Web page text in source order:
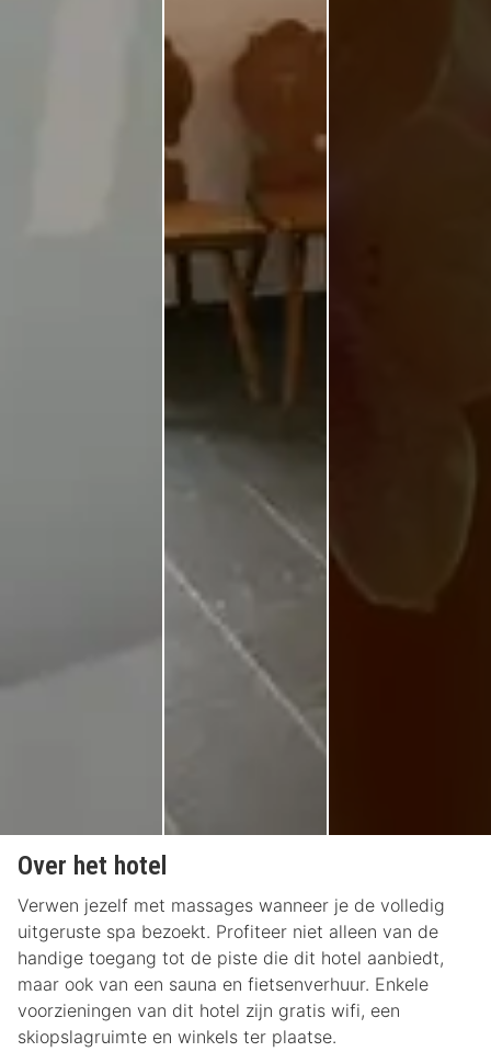
Over het hotel
Verwen jezelf met massages wanneer je de volledig
uitgeruste spa bezoekt. Profiteer niet alleen van de
handige toegang tot de piste die dit hotel aanbiedt,
maar ook van een sauna en fietsenverhuur. Enkele
voorzieningen van dit hotel zijn gratis wifi, een
skiopslagruimte en winkels ter plaatse.